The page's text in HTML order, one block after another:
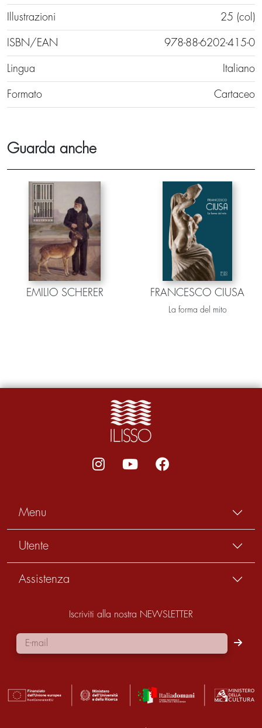
Illustrazioni 25 (col)
ISBN/EAN 978-88-6202-415-0
Lingua Italiano
Formato Cartaceo
Guarda anche
EMILIO SCHERER FRANCESCO CIUSA
La forma del mito
Menu
Utente
Assistenza
Iscriviti alla nostra NEWSLETTER